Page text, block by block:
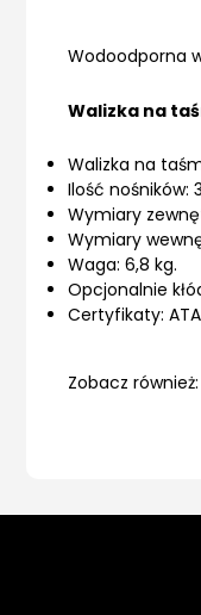
Wodoodporna
Walizka na
Walizka na
Ilość nośników:
Wymiary
Wymiary
Waga: 6,8 kg.
Opcjonalnie
Certyfikaty: ATA
Zobacz również: